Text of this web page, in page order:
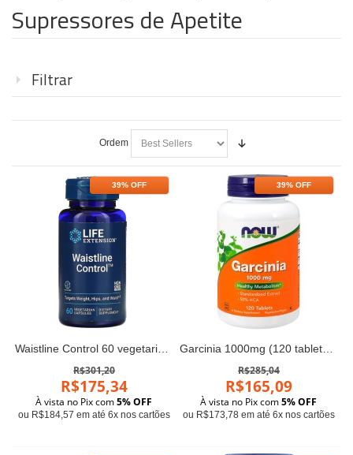
Supressores de Apetite
Filtrar
Ordem
39% OFF
Waistline Control 60 vegetarian capsules Life Extension
R$301,20
R$175,34
À vista no Pix com5% OFF
ou R$184,57 em até 6x nos cartões
39% OFF
Garcinia 1000mg (120 tabletes) - Now Foods
R$285,04
R$165,09
À vista no Pix com5% OFF
ou R$173,78 em até 6x nos cartões